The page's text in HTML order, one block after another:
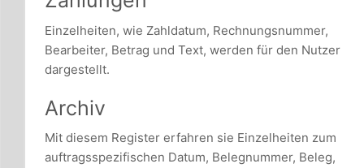
Einzelheiten, wie Zahldatum, Rechnungsnummer,
Bearbeiter, Betrag und Text, werden für den Nutzer
dargestellt.
Archiv
Mit diesem Register erfahren sie Einzelheiten zum
auftragsspezifischen Datum, Belegnummer, Beleg,